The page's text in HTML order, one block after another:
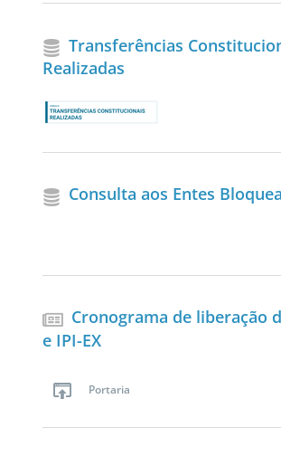
Transferências
Realizadas
Consulta aos Entes
Cronograma de liberação
e IPI-EX
Portaria